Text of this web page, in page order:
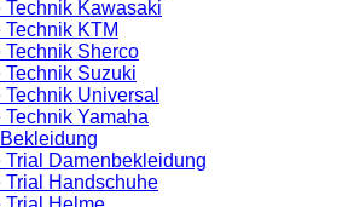
Technik Kawasaki
Technik KTM
Technik Sherco
Technik Suzuki
Technik Universal
Technik Yamaha
Trial Damenbekleidung
Trial Handschuhe